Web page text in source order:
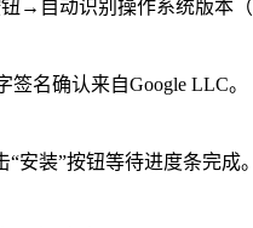
→自动识别操作系统版本（
名确认来自Google LLC。
装”按钮等待进度条完成。